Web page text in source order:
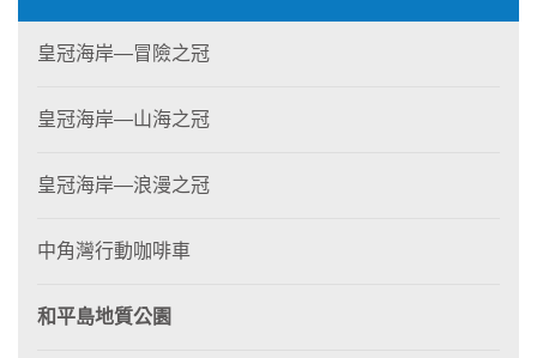
皇冠海岸—冒險之冠
皇冠海岸—山海之冠
皇冠海岸—浪漫之冠
中角灣行動咖啡車
和平島地質公園